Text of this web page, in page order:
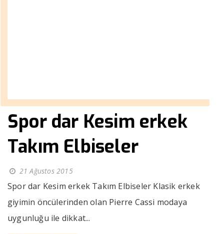
Spor dar Kesim erkek
Takım Elbiseler
21 Ağustos 2015
Spor dar Kesim erkek Takım Elbiseler Klasik erkek
giyimin öncülerinden olan Pierre Cassi modaya
uygunluğu ile dikkat...